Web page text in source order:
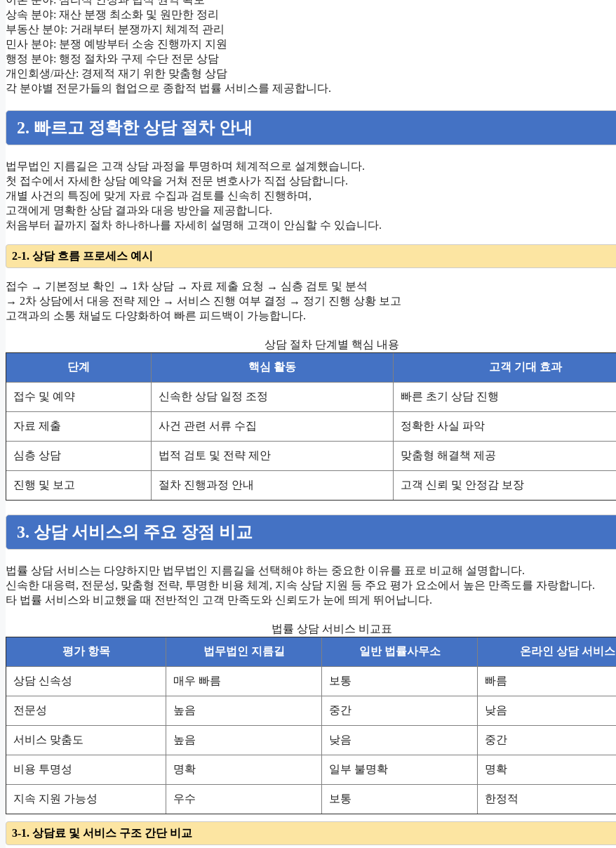
상속 분야: 재산 분쟁 최소화 및 원만한 정리
부동산 분야: 거래부터 분쟁까지 체계적 관리
민사 분야: 분쟁 예방부터 소송 진행까지 지원
행정 분야: 행정 절차와 구제 수단 전문 상담
개인회생/파산: 경제적 재기 위한 맞춤형 상담
각 분야별 전문가들의 협업으로 종합적 법률 서비스를 제공합니다.
2. 빠르고 정확한 상담 절차 안내
법무법인 지름길은 고객 상담 과정을 투명하며 체계적으로 설계했습니다.
첫 접수에서 자세한 상담 예약을 거쳐 전문 변호사가 직접 상담합니다.
개별 사건의 특징에 맞게 자료 수집과 검토를 신속히 진행하며,
고객에게 명확한 상담 결과와 대응 방안을 제공합니다.
처음부터 끝까지 절차 하나하나를 자세히 설명해 고객이 안심할 수 있습니다.
2-1. 상담 흐름 프로세스 예시
접수 → 기본정보 확인 → 1차 상담 → 자료 제출 요청 → 심층 검토 및 분석
→ 2차 상담에서 대응 전략 제안 → 서비스 진행 여부 결정 → 정기 진행 상황 보고
고객과의 소통 채널도 다양화하여 빠른 피드백이 가능합니다.
상담 절차 단계별 핵심 내용
단계
핵심 활동 고객 기대 효과
접수 및 예약 신속한 상담 일정 조정 빠른 초기 상담 진행
자료 제출 사건 관련 서류 수집 정확한 사실 파악
심층 상담 법적 검토 및 전략 제안 맞춤형 해결책 제공
진행 및 보고 절차 진행과정 안내 고객 신뢰 및 안정감 보장
3. 상담 서비스의 주요 장점 비교
법률 상담 서비스는 다양하지만 법무법인 지름길을 선택해야 하는 중요한 이유를 표로 비교해 설명합니다.
신속한 대응력, 전문성, 맞춤형 전략, 투명한 비용 체계, 지속 상담 지원 등 주요 평가 요소에서 높은 만족도를 자랑합니다.
타 법률 서비스와 비교했을 때 전반적인 고객 만족도와 신뢰도가 눈에 띄게 뛰어납니다.
법률 상담 서비스 비교표
평가 항목
법무법인 지름길 일반 법률사무소 온라인 상담 서비스
상담 신속성 매우 빠름 보통 빠름
전문성 높음 중간 낮음
서비스 맞춤도 높음 낮음 중간
비용 투명성 명확 일부 불명확 명확
지속 지원 가능성 우수 보통 한정적
3-1. 상담료 및 서비스 구조 간단 비교